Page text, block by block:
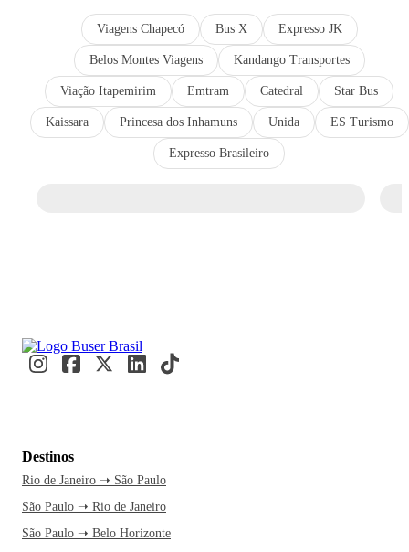
Viagens Chapecó Bus X Expresso JK
Belos Montes Viagens Kandango Transportes
Viação Itapemirim Emtram Catedral Star Bus
Kaissara Princesa dos Inhamuns Unida ES Turismo
Expresso Brasileiro
Destinos
Rio de Janeiro ➝ São Paulo
São Paulo ➝ Rio de Janeiro
São Paulo ➝ Belo Horizonte